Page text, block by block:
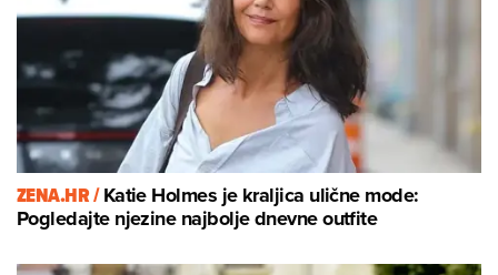
ZENA.HR /Katie Holmes je kraljica ulične mode:
Pogledajte njezine najbolje dnevne outfite